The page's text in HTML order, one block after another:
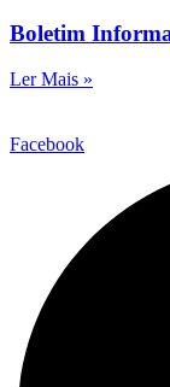
Boletim
Ler Mais »
Facebook